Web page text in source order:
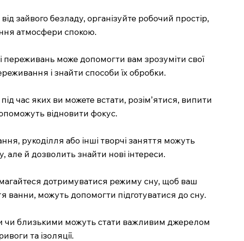
зайвого безладу, організуйте робочий простір,
атмосфери спокою.
може допомогти вам зрозуміти свої
і знайти способи їх обробки.
час яких ви можете встати, розім’ятися, випити
відновити фокус.
рукоділля або інші творчі заняття можуть
й дозволить знайти нові інтереси.
дотримуватися режиму сну, щоб ваш
ванни, можуть допомогти підготуватися до сну.
чи близькими можуть стати важливим джерелом
та ізоляції.